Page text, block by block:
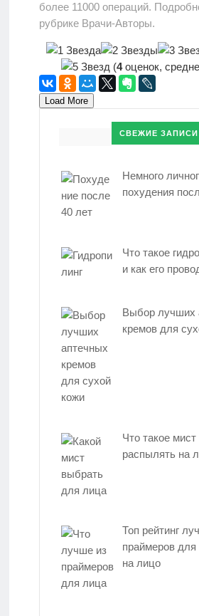
более 11000 операций.
рубрике Врачи-Авторы.
(4оценок,
Load More
СВЕЖИЕ ЗАПИСИ
Немного
похудения
Что такое
и как его
Выбор лучших
кремов для
Что такое мист
распылять на
Топ рейтинг
праймеров для
на лицо